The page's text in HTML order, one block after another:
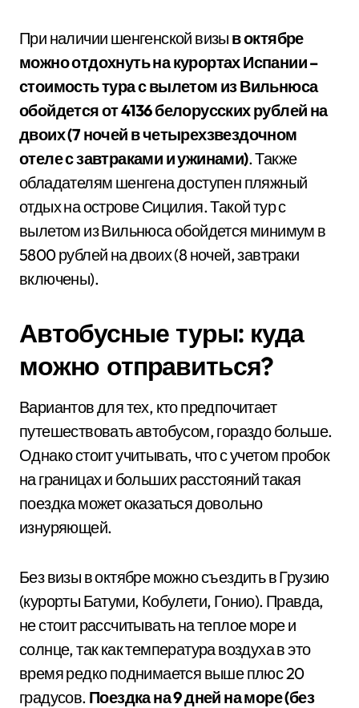
При наличии шенгенской визы в октябре
можно отдохнуть на курортах Испании –
стоимость тура с вылетом из Вильнюса
обойдется от 4136 белорусских рублей на
двоих (7 ночей в четырехзвездочном
отеле с завтраками и ужинами). Также
обладателям шенгена доступен пляжный
отдых на острове Сицилия. Такой тур с
вылетом из Вильнюса обойдется минимум в
5800 рублей на двоих (8 ночей, завтраки
включены).
Автобусные туры: куда
можно отправиться?
Вариантов для тех, кто предпочитает
путешествовать автобусом, гораздо больше.
Однако стоит учитывать, что с учетом пробок
на границах и больших расстояний такая
поездка может оказаться довольно
изнуряющей.
Без визы в октябре можно съездить в Грузию
(курорты Батуми, Кобулети, Гонио). Правда,
не стоит рассчитывать на теплое море и
солнце, так как температура воздуха в это
время редко поднимается выше плюс 20
градусов. Поездка на 9 дней на море (без